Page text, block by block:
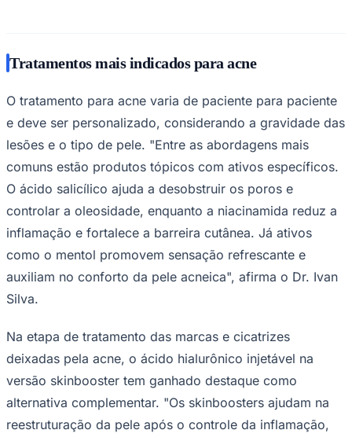
Tratamentos mais indicados para acne
O tratamento para acne varia de paciente para paciente
e deve ser personalizado, considerando a gravidade das
lesões e o tipo de pele. "Entre as abordagens mais
comuns estão produtos tópicos com ativos específicos.
O ácido salicílico ajuda a desobstruir os poros e
controlar a oleosidade, enquanto a niacinamida reduz a
inflamação e fortalece a barreira cutânea. Já ativos
como o mentol promovem sensação refrescante e
auxiliam no conforto da pele acneica", afirma o Dr. Ivan
Silva.
Na etapa de tratamento das marcas e cicatrizes
deixadas pela acne, o ácido hialurônico injetável na
versão skinbooster tem ganhado destaque como
alternativa complementar. "Os skinboosters ajudam na
reestruturação da pele após o controle da inflamação,